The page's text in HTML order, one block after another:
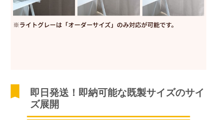
即日発送！即納可能な既製サイズのサイ
ズ展開